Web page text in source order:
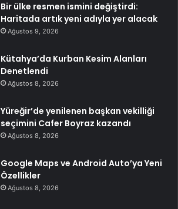
Bir ülke resmen ismini değiştirdi:
Haritada artık yeni adıyla yer alacak
Ağustos 9, 2026
Kütahya’da Kurban Kesim Alanları
Denetlendi
Ağustos 8, 2026
Yüreğir’de yenilenen başkan vekilliği
seçimini Cafer Boyraz kazandı
Ağustos 8, 2026
Google Maps ve Android Auto’ya Yeni
Özellikler
Ağustos 8, 2026